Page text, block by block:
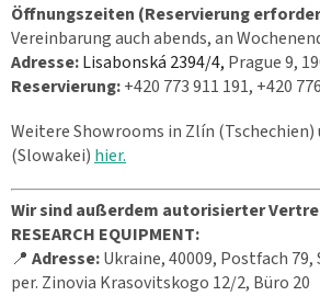
Öffnungszeiten (Reservierung
Vereinbarung auch abends, an
Adresse:Lisabonská 2394/4, Prague 9,
Reservierung:+420 773 911 191, +420
Weitere Showrooms in Zlín (Tschechien)
(Slowakei) hier.
Wir sind außerdem autorisierter
RESEARCH EQUIPMENT:
📍 Adresse:Ukraine, 40009, Postfach 79,
per. Zinovia Krasovitskogo 12/2, Büro 20